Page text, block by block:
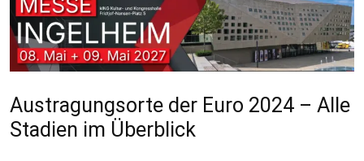
Austragungsorte der Euro 2024 – Alle
Stadien im Überblick